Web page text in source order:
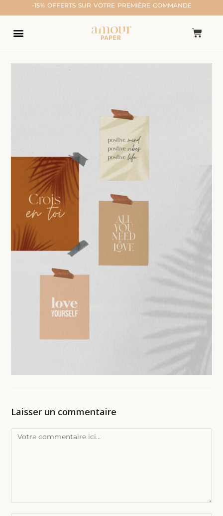
-15% OFFERTS SUR VOTRE PREMIÈRE COMMANDE
Laisser un commentaire